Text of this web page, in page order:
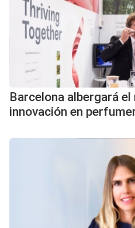
Barcelona albergará
innovación en